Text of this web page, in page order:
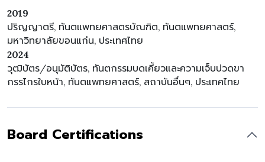
2019
ปริญญาตรี, ทันตแพทยศาสตรบัณฑิต, ทันตแพทยศาสตร์,
มหาวิทยาลัยขอนแก่น, ประเทศไทย
2024
วุฒิบัตร/อนุมัติบัตร, ทันตกรรมบดเคี้ยวและความเจ็บปวดขา
กรรไกรใบหน้า, ทันตแพทยศาสตร์, สถาบันอื่นๆ, ประเทศไทย
Board Certifications